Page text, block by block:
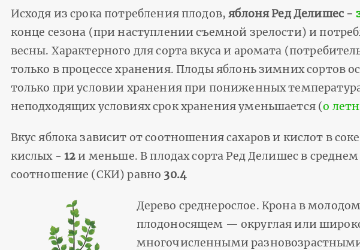
Исходя из срока потребления плодов,яблоня Ред Делишес -
конце сезона (при наступлении съемной зрелости) и
весны. Характерного для сорта вкуса и аромата
только в процессе хранения. Плоды яблонь зимних сортов
только при условии хранения при пониженных
неподходящих условиях срок хранения уменьшается (о
Вкус яблока зависит от соотношения сахаров и кислот в
кислых -12и меньше. В плодах сорта Ред Делишес в среднем
соотношение (СКИ) равно 30.4
Дерево среднерослое. Крона в
плодоносящем — округлая или
многочисленными